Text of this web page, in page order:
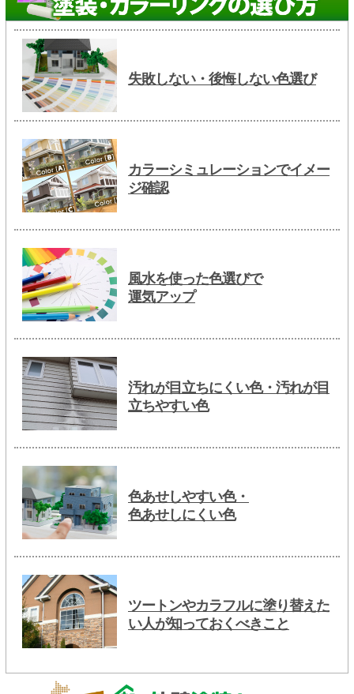
失敗しない・後悔しない色選び
カラーシミュレーションでイメー
ジ確認
風水を使った色選びで
運気アップ
汚れが目立ちにくい色・汚れが目
立ちやすい色
色あせしやすい色・
色あせしにくい色
ツートンやカラフルに塗り替えた
い人が知っておくべきこと